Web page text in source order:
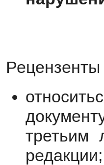
редакции;